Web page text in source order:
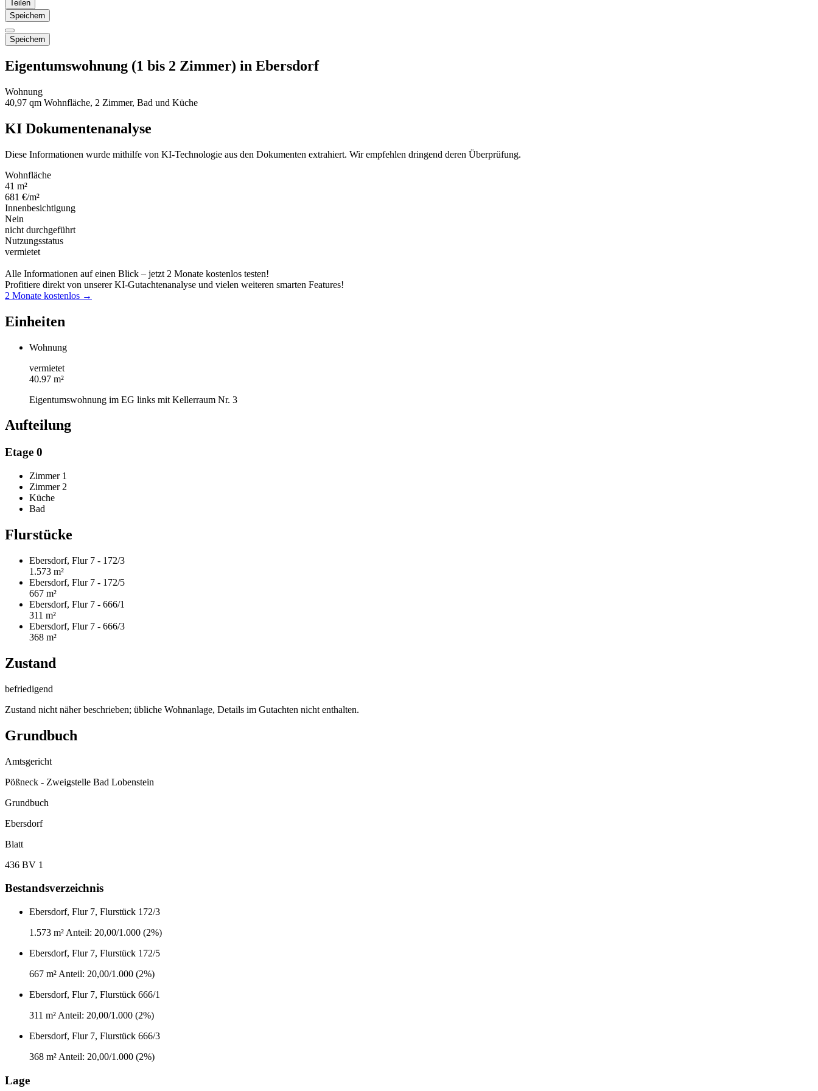
Teilen
Speichern
Speichern
Eigentumswohnung (1 bis 2 Zimmer) in Ebersdorf
Wohnung
40,97 qm Wohnfläche, 2 Zimmer, Bad und Küche
KI Dokumentenanalyse
Diese Informationen wurde mithilfe von KI-Technologie aus den Dokumenten extrahiert. Wir empfehlen dringend deren Überprüfung.
Wohnfläche
41 m²
681 €/m²
Innenbesichtigung
Nein
nicht durchgeführt
Nutzungsstatus
vermietet
Alle Informationen auf einen Blick – jetzt 2 Monate kostenlos testen!
Profitiere direkt von unserer KI-Gutachtenanalyse und vielen weiteren smarten Features!
2 Monate kostenlos →
Einheiten
Wohnung
vermietet
40.97 m²
Eigentumswohnung im EG links mit Kellerraum Nr. 3
Aufteilung
Etage 0
Zimmer 1
Zimmer 2
Küche
Bad
Flurstücke
Ebersdorf, Flur 7 - 172/3
1.573 m²
Ebersdorf, Flur 7 - 172/5
667 m²
Ebersdorf, Flur 7 - 666/1
311 m²
Ebersdorf, Flur 7 - 666/3
368 m²
Zustand
befriedigend
Zustand nicht näher beschrieben; übliche Wohnanlage, Details im Gutachten nicht enthalten.
Grundbuch
Amtsgericht
Pößneck - Zweigstelle Bad Lobenstein
Grundbuch
Ebersdorf
Blatt
436 BV 1
Bestandsverzeichnis
Ebersdorf, Flur 7, Flurstück 172/3
1.573 m² Anteil: 20,00/1.000 (2%)
Ebersdorf, Flur 7, Flurstück 172/5
667 m² Anteil: 20,00/1.000 (2%)
Ebersdorf, Flur 7, Flurstück 666/1
311 m² Anteil: 20,00/1.000 (2%)
Ebersdorf, Flur 7, Flurstück 666/3
368 m² Anteil: 20,00/1.000 (2%)
Lage